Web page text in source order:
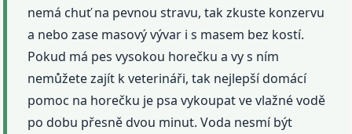
nemá chuť na pevnou stravu, tak zkuste konzervu
a nebo zase masový vývar i s masem bez kostí.
Pokud má pes vysokou horečku a vy s ním
nemůžete zajít k veterináři, tak nejlepší domácí
pomoc na horečku je psa vykoupat ve vlažné vodě
po dobu přesně dvou minut. Voda nesmí být